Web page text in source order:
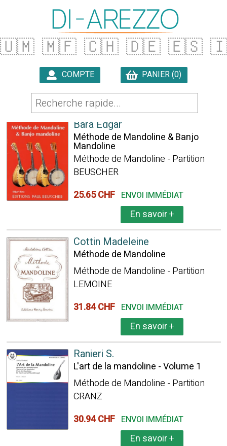
🇺🇲 🇲🇫 🇨🇭 🇩🇪 🇪🇸
COMPTE PANIER (0)
100 ARTICLES TROUVÉS
Bara Edgar
Méthode de Mandoline & Banjo
Mandoline
Méthode de Mandoline - Partition
BEUSCHER
25.65 CHF ENVOI IMMÉDIAT
En savoir+
Cottin Madeleine
Méthode de Mandoline
Méthode de Mandoline - Partition
LEMOINE
31.84 CHF ENVOI IMMÉDIAT
En savoir+
Ranieri S.
L'art de la mandoline - Volume 1
Méthode de Mandoline - Partition
CRANZ
30.94 CHF ENVOI IMMÉDIAT
En savoir+